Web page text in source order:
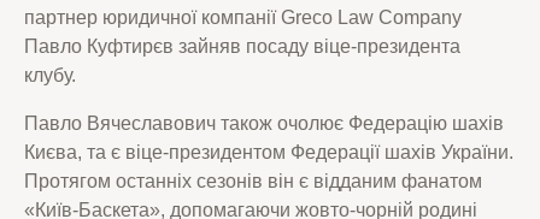
партнер юридичної компанії Greco Law Company
Павло Куфтирєв зайняв посаду віце-президента
клубу.
Павло Вячеславович також очолює Федерацію шахів
Києва, та є віце-президентом Федерації шахів України.
Протягом останніх сезонів він є відданим фанатом
«Київ-Баскета», допомагаючи жовто-чорній родині